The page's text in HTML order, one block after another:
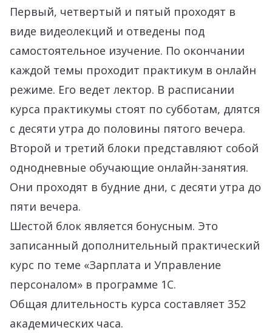
Первый, четвертый и пятый проходят в
виде видеолекций и отведены под
самостоятельное изучение. По окончании
каждой темы проходит практикум в онлайн
режиме. Его ведет лектор. В расписании
курса практикумы стоят по субботам, длятся
с десяти утра до половины пятого вечера.
Второй и третий блоки представляют собой
однодневные обучающие онлайн-занятия.
Они проходят в будние дни, с десяти утра до
пяти вечера.
Шестой блок является бонусным. Это
записанный дополнительный практический
курс по теме «Зарплата и Управление
персоналом» в программе 1С.
Общая длительность курса составляет 352
академических часа.